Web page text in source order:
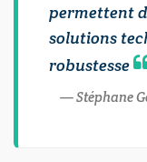
permettent
solutions
robustesse
Stéphane